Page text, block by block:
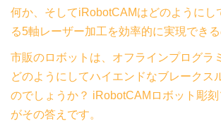
何か、そしてiRobotCAMはどのようにし
る5軸レーザー加工を効率的に実現できる
市販のロボットは、オフラインプログラ
どのようにしてハイエンドなブレークス
のでしょうか？ iRobotCAMロボット彫
がその答えです。